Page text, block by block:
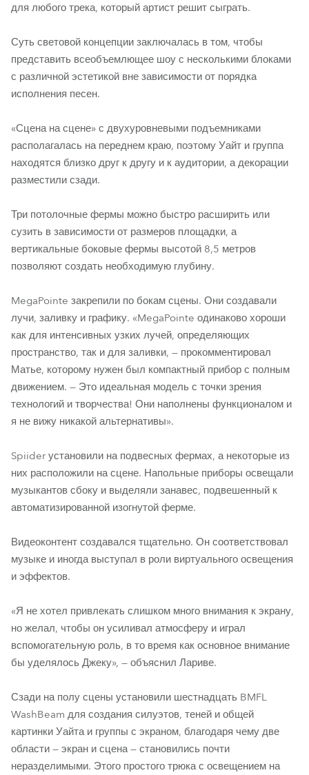
для любого трека, который артист решит сыграть.
Суть световой концепции заключалась в том, чтобы
представить всеобъемлющее шоу с несколькими блоками
с различной эстетикой вне зависимости от порядка
исполнения песен.
«Сцена на сцене» с двухуровневыми подъемниками
располагалась на переднем краю, поэтому Уайт и группа
находятся близко друг к другу и к аудитории, а декорации
разместили сзади.
Три потолочные фермы можно быстро расширить или
сузить в зависимости от размеров площадки, а
вертикальные боковые фермы высотой 8,5 метров
позволяют создать необходимую глубину.
MegaPointe закрепили по бокам сцены. Они создавали
лучи, заливку и графику. «MegaPointe одинаково хороши
как для интенсивных узких лучей, определяющих
пространство, так и для заливки, — прокомментировал
Матье, которому нужен был компактный прибор с полным
движением. — Это идеальная модель с точки зрения
технологий и творчества! Они наполнены функционалом и
я не вижу никакой альтернативы».
Spiider установили на подвесных фермах, а некоторые из
них расположили на сцене. Напольные приборы освещали
музыкантов сбоку и выделяли занавес, подвешенный к
автоматизированной изогнутой ферме.
Видеоконтент создавался тщательно. Он соответствовал
музыке и иногда выступал в роли виртуального освещения
и эффектов.
«Я не хотел привлекать слишком много внимания к экрану,
но желал, чтобы он усиливал атмосферу и играл
вспомогательную роль, в то время как основное внимание
бы уделялось Джеку», — объяснил Лариве.
Сзади на полу сцены установили шестнадцать BMFL
WashBeam для создания силуэтов, теней и общей
картинки Уайта и группы с экраном, благодаря чему две
области — экран и сцена — становились почти
неразделимыми. Этого простого трюка с освещением на